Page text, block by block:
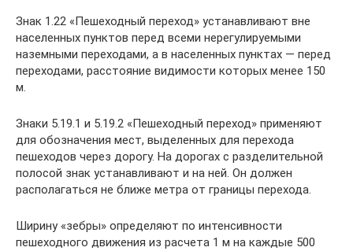
Знак 1.22 «Пешеходный переход» устанавливают вне
населенных пунктов перед всеми нерегулируемыми
наземными переходами, а в населенных пунктах — перед
переходами, расстояние видимости которых менее 150
м.
Знаки 5.19.1 и 5.19.2 «Пешеходный переход» применяют
для обозначения мест, выделенных для перехода
пешеходов через дорогу. На дорогах с разделительной
полосой знак устанавливают и на ней. Он должен
располагаться не ближе метра от границы перехода.
Ширину «зебры» определяют по интенсивности
пешеходного движения из расчета 1 м на каждые 500